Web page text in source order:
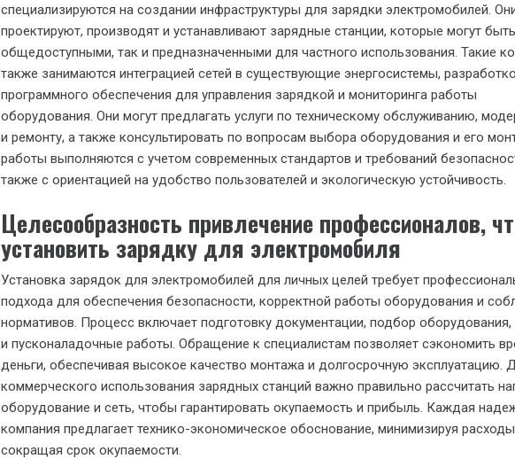
специализируются на создании инфраструктуры для зарядки электромобилей.
проектируют, производят и устанавливают зарядные станции, которые могут
общедоступными, так и предназначенными для частного использования. Такие
также занимаются интеграцией сетей в существующие энергосистемы,
программного обеспечения для управления зарядкой и мониторинга работы
оборудования. Они могут предлагать услуги по техническому обслуживанию,
и ремонту, а также консультировать по вопросам выбора оборудования и его
работы выполняются с учетом современных стандартов и требований
также с ориентацией на удобство пользователей и экологическую устойчивость.
Целесообразность привлечение профессионалов,
установить зарядку для электромобиля
Установка зарядок для электромобилей для личных целей требует
подхода для обеспечения безопасности, корректной работы оборудования и
нормативов. Процесс включает подготовку документации, подбор
и пусконаладочные работы. Обращение к специалистам позволяет сэкономить
деньги, обеспечивая высокое качество монтажа и долгосрочную эксплуатацию.
коммерческого использования зарядных станций важно правильно рассчитать
оборудование и сеть, чтобы гарантировать окупаемость и прибыль. Каждая
компания предлагает технико-экономическое обоснование, минимизируя
сокращая срок окупаемости.